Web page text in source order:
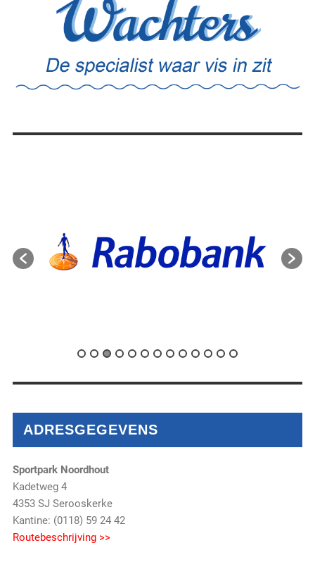
ADRESGEGEVENS
Sportpark Noordhout
Kadetweg 4
4353 SJ Serooskerke
Kantine: (0118) 59 24 42
Routebeschrijving >>